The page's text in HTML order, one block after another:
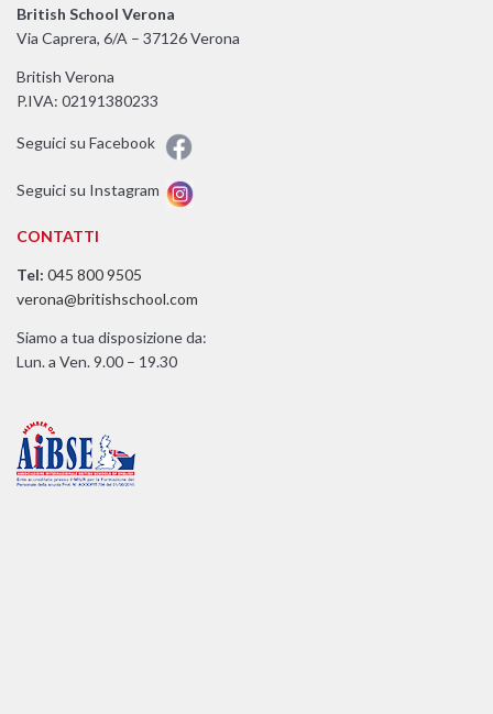
British School Verona
Via Caprera, 6/A – 37126 Verona
British Verona
P.IVA: 02191380233
Seguici su Facebook
Seguici su Instagram
CONTATTI
Tel: 045 800 9505
verona@britishschool.com
Siamo a tua disposizione da:
Lun. a Ven. 9.00 – 19.30